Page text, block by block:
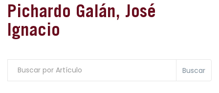
Pichardo Galán, José
Ignacio
Buscar